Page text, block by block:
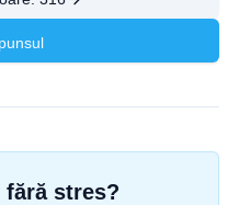
stres?